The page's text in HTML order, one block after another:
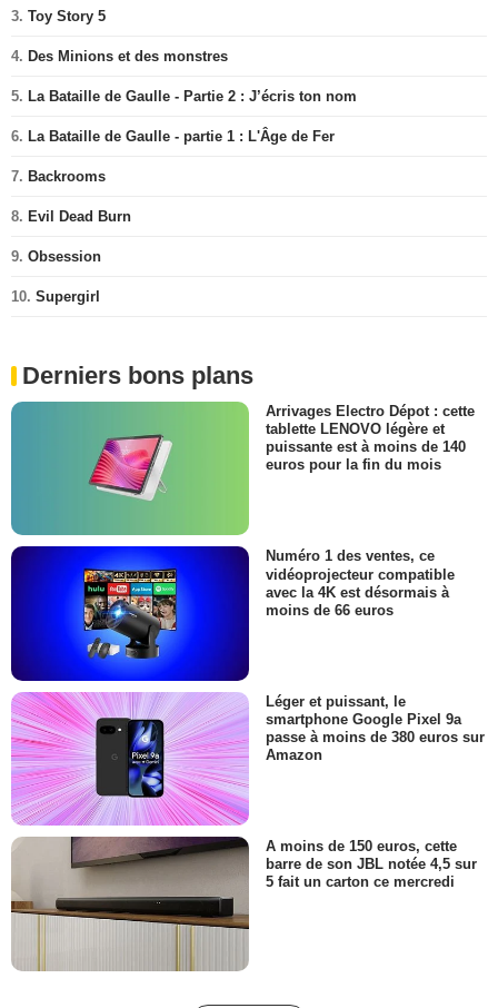
3. Toy Story 5
4. Des Minions et des monstres
5. La Bataille de Gaulle - Partie 2 : J’écris ton nom
6. La Bataille de Gaulle - partie 1 : L'Âge de Fer
7. Backrooms
8. Evil Dead Burn
9. Obsession
10. Supergirl
Derniers bons plans
Arrivages Electro Dépot : cette
tablette LENOVO légère et
puissante est à moins de 140
euros pour la fin du mois
Numéro 1 des ventes, ce
vidéoprojecteur compatible
avec la 4K est désormais à
moins de 66 euros
Léger et puissant, le
smartphone Google Pixel 9a
passe à moins de 380 euros sur
Amazon
A moins de 150 euros, cette
barre de son JBL notée 4,5 sur
5 fait un carton ce mercredi